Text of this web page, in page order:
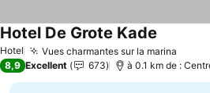
Hotel Vues charmantes sur la marina
Hotel De Grote Kade
8,9 Excellent 673 à 0.1 km de :